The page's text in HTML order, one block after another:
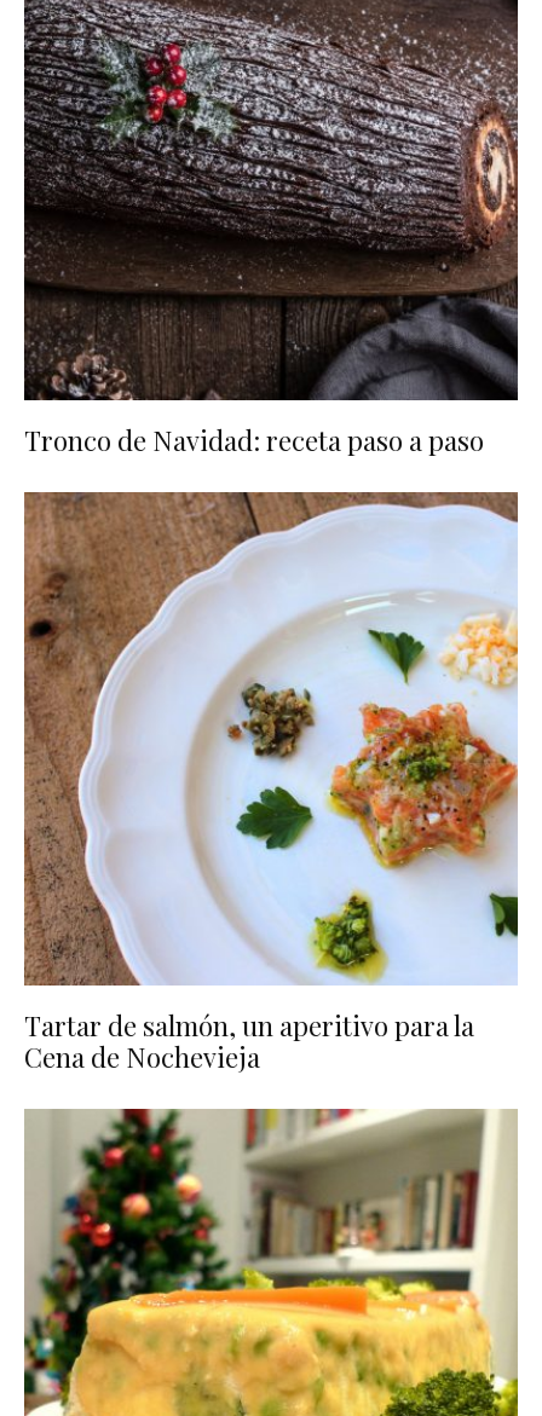
Tronco de Navidad: receta paso a paso
Tartar de salmón, un aperitivo para la
Cena de Nochevieja